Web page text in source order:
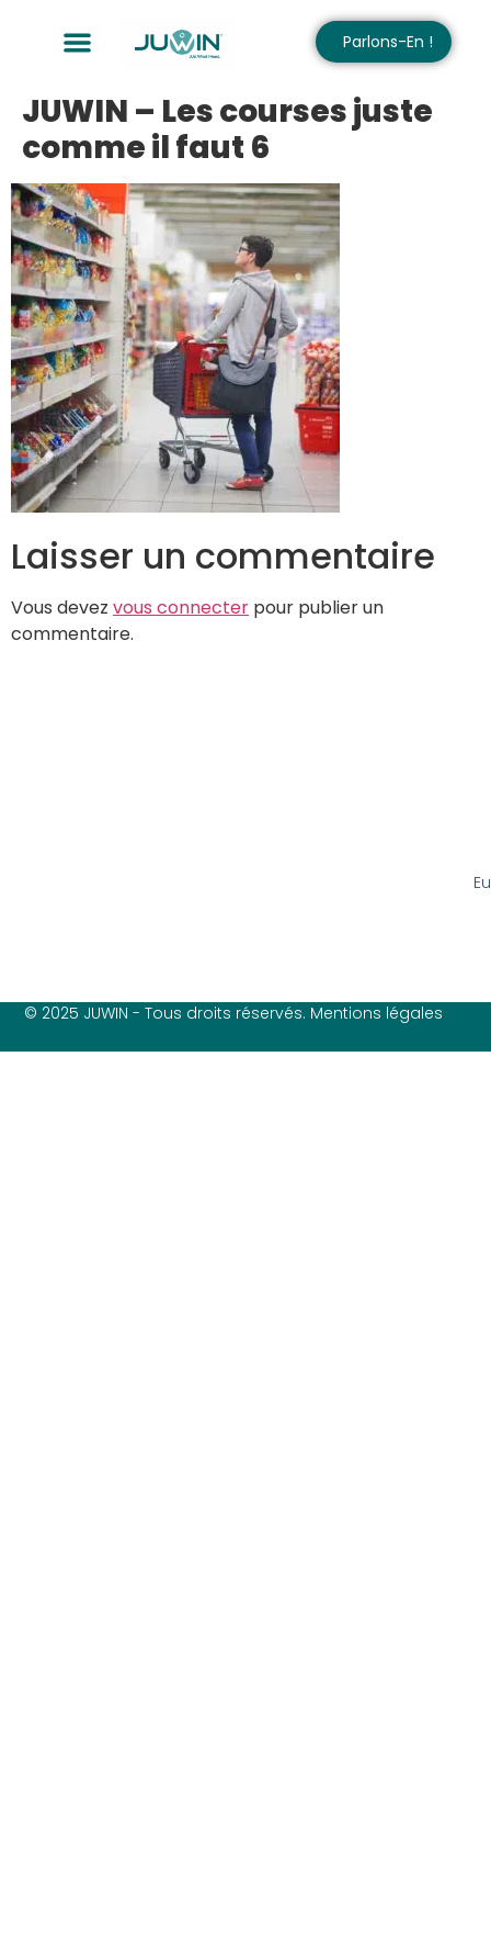
Parlons-En !
JUWIN – Les courses juste
comme il faut 6
Laisser un commentaire
Vous devez vous connecter pour publier un
commentaire.
© 2025 JUWIN - Tous droits réservés. Mentions légales